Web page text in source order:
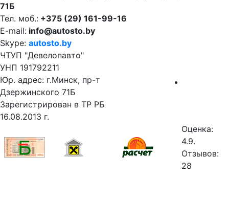
71Б
Тел. моб.: +375 (29) 161-99-16
E-mail: info@autosto.by
Skype: autosto.by
ЧТУП "Девелопавто"
УНП 191792211
Юр. адрес: г.Минск, пр-т
Дзержинского 71Б
Зарегистрирован в ТР РБ
16.08.2013 г.
Оценка:
4.9.
Отзывов:
28